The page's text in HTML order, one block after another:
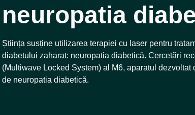
neuropatia
Știința susține utilizarea terapiei cu laser pentru
diabetului zaharat: neuropatia diabetică. Cercetări
(Multiwave Locked System) al M6, aparatul
de neuropatia diabetică.